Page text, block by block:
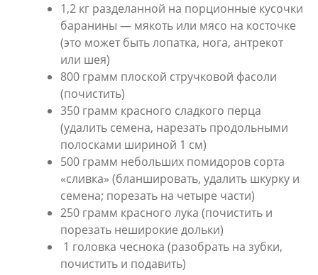
1,2 кг разделанной на порционные кусочки
баранины — мякоть или мясо на косточке
(это может быть лопатка, нога, антрекот
или шея)
800 грамм плоской стручковой фасоли
(почистить)
350 грамм красного сладкого перца
(удалить семена, нарезать продольными
полосками шириной 1 см)
500 грамм небольших помидоров сорта
«сливка» (бланшировать, удалить шкурку и
семена; порезать на четыре части)
250 грамм красного лука (почистить и
порезать неширокие дольки)
1 головка чеснока (разобрать на зубки,
почистить и подавить)